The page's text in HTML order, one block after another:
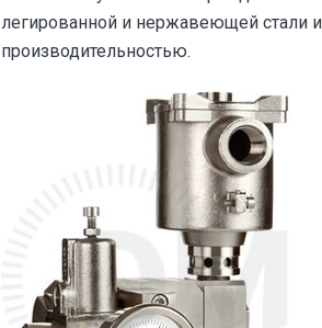
легированной и нержавеющей стали
производительностью.